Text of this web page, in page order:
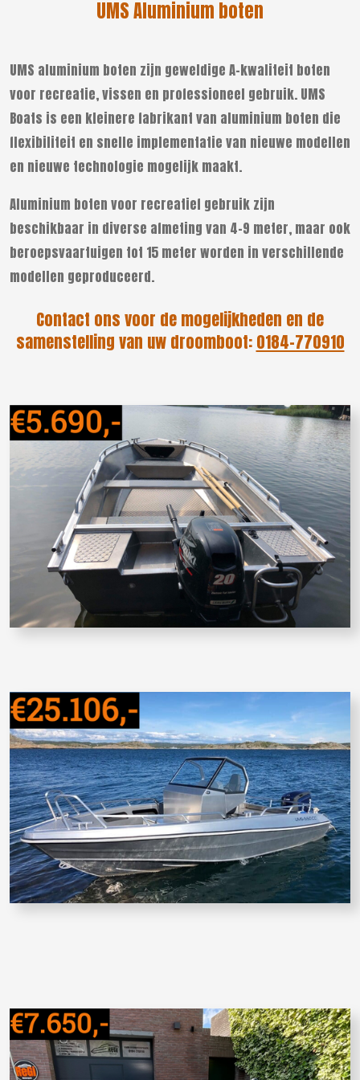
UMS Aluminium boten
UMS aluminium boten zijn geweldige A-kwaliteit boten
voor recreatie, vissen en professioneel gebruik. UMS
Boats is een kleinere fabrikant van aluminium boten die
flexibiliteit en snelle implementatie van nieuwe modellen
en nieuwe technologie mogelijk maakt.
Aluminium boten voor recreatief gebruik zijn
beschikbaar in diverse afmeting van 4-9 meter, maar ook
beroepsvaartuigen tot 15 meter worden in verschillende
modellen geproduceerd.
Contact ons voor de mogelijkheden en de
samenstelling van uw droomboot:0184-770910